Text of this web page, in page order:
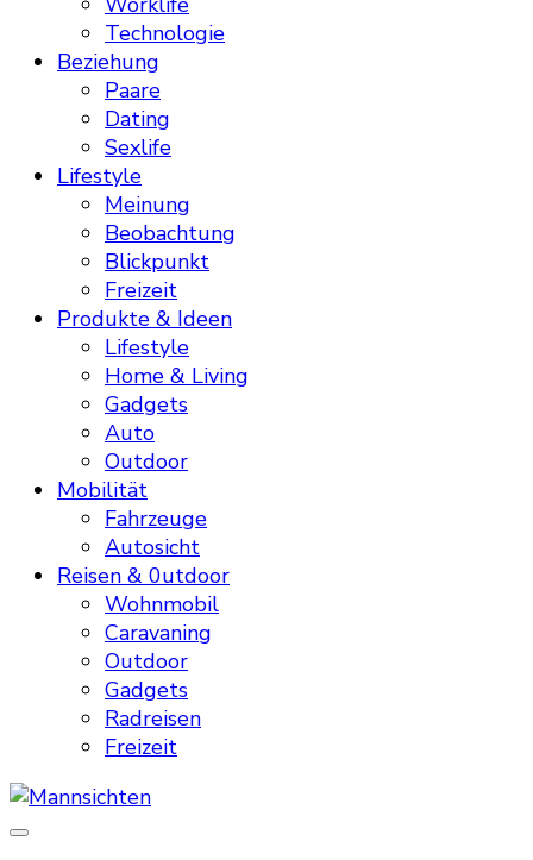
Technologie
Beziehung
Paare
Dating
Sexlife
Lifestyle
Meinung
Beobachtung
Blickpunkt
Freizeit
Produkte & Ideen
Lifestyle
Home & Living
Gadgets
Auto
Outdoor
Mobilität
Fahrzeuge
Autosicht
Reisen & 0utdoor
Wohnmobil
Caravaning
Outdoor
Gadgets
Radreisen
Freizeit
Mannsichten